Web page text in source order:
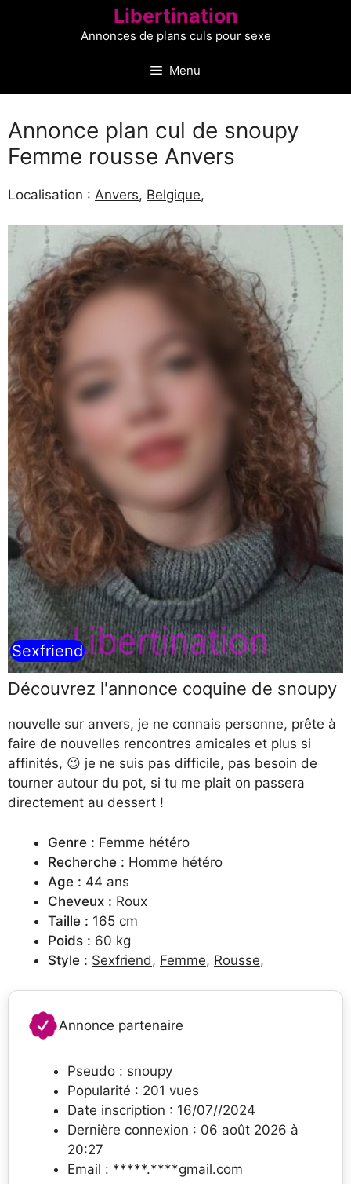
contenu
Libertination
Annonces de plans culs pour sexe
Menu
Annonce plan cul de snoupy
Femme rousse Anvers
Localisation : Anvers, Belgique,
Sexfriend
Découvrez l'annonce coquine de snoupy
nouvelle sur anvers, je ne connais personne, prête à
faire de nouvelles rencontres amicales et plus si
affinités, 😉 je ne suis pas difficile, pas besoin de
tourner autour du pot, si tu me plait on passera
directement au dessert !
Genre : Femme hétéro
Recherche : Homme hétéro
Age : 44 ans
Cheveux : Roux
Taille : 165 cm
Poids : 60 kg
Style : Sexfriend, Femme, Rousse,
Annonce partenaire
Pseudo : snoupy
Popularité : 201 vues
Date inscription : 16/07//2024
Dernière connexion : 06 août 2026 à
20:27
Email : *****.****gmail.com